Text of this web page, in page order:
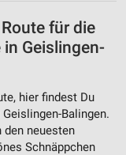
für die
Geislingen-
hier findest Du
Balingen.
neuesten
Schnäppchen